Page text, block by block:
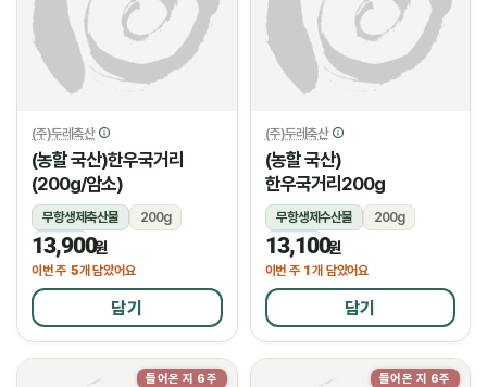
(주)두레축산
(농할 국산)한우국거리
(200g/암소)
무항생제축산물
200g
냉장
13,900원
이번 주 5개 담았어요
담기
(주)두레축산
(농할 국산)
한우국거리200g
무항생제수산물
200g
냉장
13,100원
이번 주 1개 담았어요
담기
들어온 지 6주 들어온 지 6주